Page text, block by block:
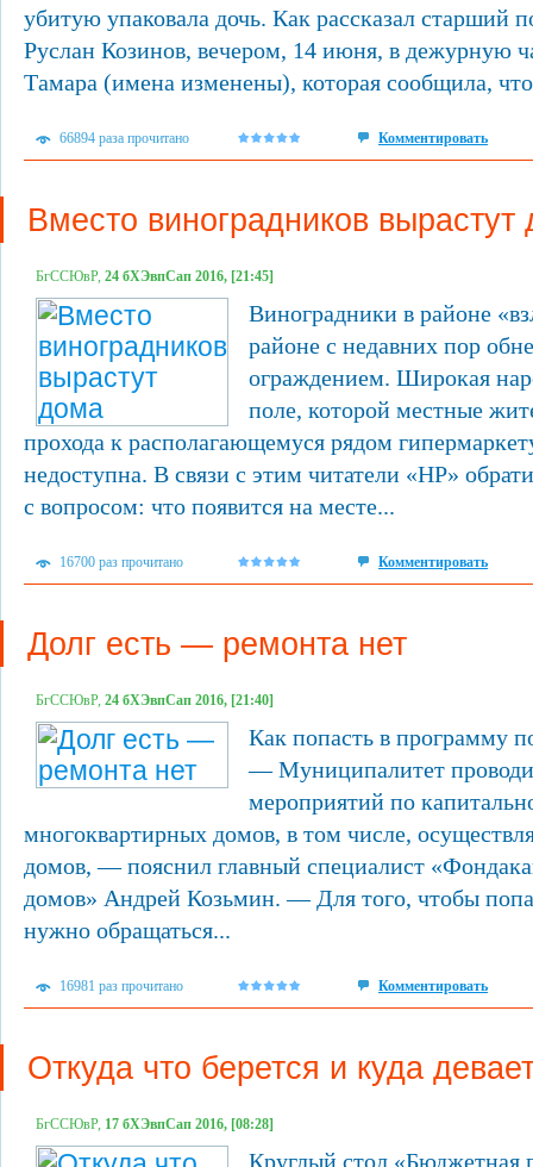
убитую упаковала дочь. Как рассказал старший
Руслан Козинов, вечером, 14 июня, в дежурную
Тамара (имена изменены), которая сообщила,
66894 раза прочитано Комментировать
Вместо виноградников вырастут
БгССЮвР, 24 бХЭвпСап 2016, [21:45]
Виноградники в районе
районе с недавних пор
ограждением. Широкая
поле, которой местные
прохода к располагающемуся рядом
недоступна. В связи с этим читатели «НР»
с вопросом: что появится на месте...
16700 раз прочитано Комментировать
Долг есть — ремонта нет
БгССЮвР, 24 бХЭвпСап 2016, [21:40]
Как попасть в программу
— Муниципалитет
мероприятий по
многоквартирных домов, в том числе,
домов, — пояснил главный специалист
домов» Андрей Козьмин. — Для того, чтобы
нужно обращаться...
16981 раз прочитано Комментировать
Откуда что берется и куда
БгССЮвР, 17 бХЭвпСап 2016, [08:28]
Круглый стол «Бюджетная